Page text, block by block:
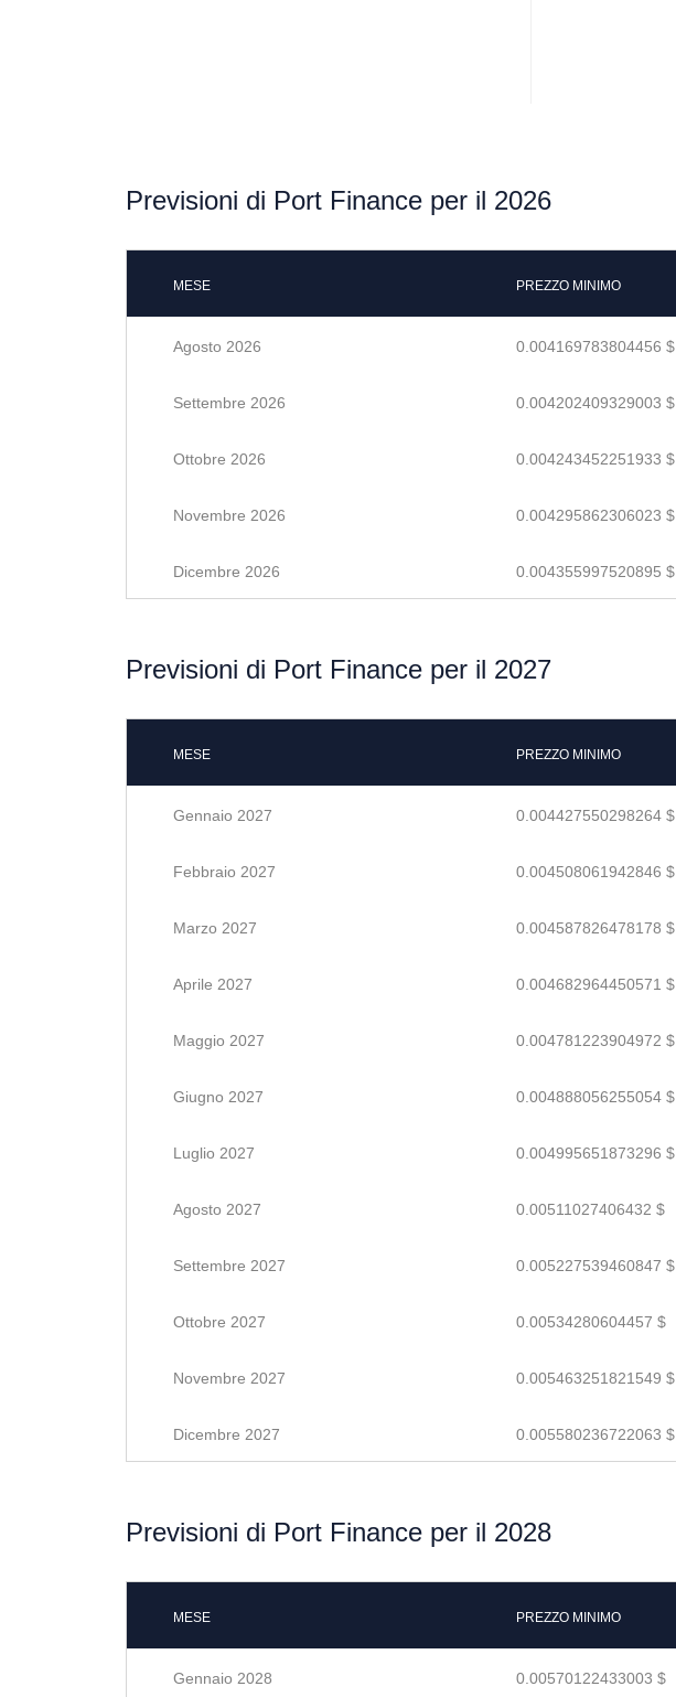
Previsioni di Port Finance per il 2026
MESE PREZZO MINIMO
Agosto 2026 0.004169783804456 $
Settembre 2026 0.004202409329003 $
Ottobre 2026 0.004243452251933 $
Novembre 2026 0.004295862306023 $
Dicembre 2026 0.004355997520895 $
Previsioni di Port Finance per il 2027
MESE PREZZO MINIMO
Gennaio 2027 0.004427550298264 $
Febbraio 2027 0.004508061942846 $
Marzo 2027 0.004587826478178 $
Aprile 2027 0.004682964450571 $
Maggio 2027 0.004781223904972 $
Giugno 2027 0.004888056255054 $
Luglio 2027 0.004995651873296 $
Agosto 2027 0.00511027406432 $
Settembre 2027 0.005227539460847 $
Ottobre 2027 0.00534280604457 $
Novembre 2027 0.005463251821549 $
Dicembre 2027 0.005580236722063 $
Previsioni di Port Finance per il 2028
MESE PREZZO MINIMO
Gennaio 2028 0.00570122433003 $